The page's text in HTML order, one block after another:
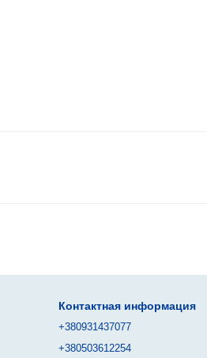
Контактная информация
+380931437077
+380503612254